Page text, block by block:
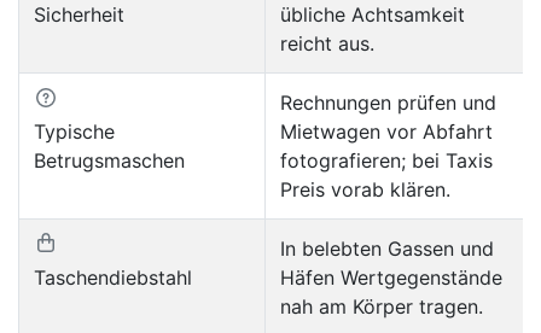
Sicherheit
übliche Achtsamkeit
reicht aus.
Typische
Betrugsmaschen
Rechnungen prüfen und
Mietwagen vor Abfahrt
fotografieren; bei Taxis
Preis vorab klären.
Taschendiebstahl
In belebten Gassen und
Häfen Wertgegenstände
nah am Körper tragen.